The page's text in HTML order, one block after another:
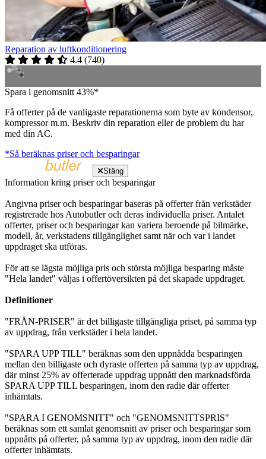
Reparation av luftkonditionering
4.4 (740)
Spara i genomsnitt 43%*
Få offerter på de vanligaste reparationerna som byte av kondensor,
kompressor m.m. Beskriv din reparation eller de problem du har
med din AC.
*Så beräknas priser och besparingar
Stäng
Information kring priser och besparingar
Angivna priser och besparingar baseras på offerter från verkstäder
registrerade hos Autobutler och deras individuella priser. Antalet
offerter, priser och besparingar kan variera beroende på bilmärke,
modell, år, verkstadens tillgänglighet samt när och var i landet
uppdraget ska utföras.
För att se lägsta möjliga pris och största möjliga besparing måste
"Hela landet" väljas i offertöversikten på det skapade uppdraget.
Definitioner
"FRÅN-PRISER" är det billigaste tillgängliga priset, på samma typ
av uppdrag, från verkstäder i hela landet.
"SPARA UPP TILL" beräknas som den uppnådda besparingen
mellan den billigaste och dyraste offerten på samma typ av uppdrag,
där minst 25% av offerterade uppdrag uppnått den marknadsförda
SPARA UPP TILL besparingen, inom den radie där offerter
inhämtats.
"SPARA I GENOMSNITT" och "GENOMSNITTSPRIS"
beräknas som ett samlat genomsnitt av priser och besparingar som
uppnåtts på offerter, på samma typ av uppdrag, inom den radie där
offerter inhämtats.